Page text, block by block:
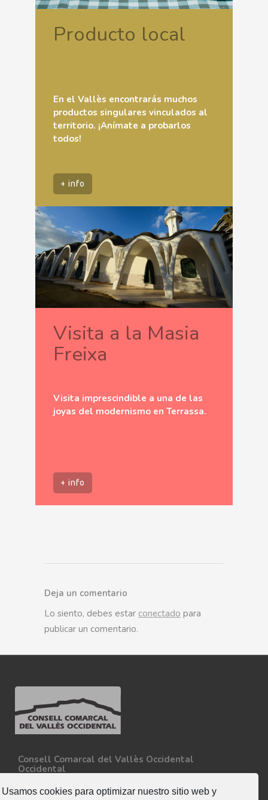
Usamos cookies para optimizar nuestro sitio web y
Producto local
En el Vallès encontrarás muchos
productos singulares vinculados al
territorio. ¡Anímate a probarlos
todos!
+ info
Visita a la Masia
Freixa
Visita imprescindible a una de las
joyas del modernismo en Terrassa.
+ info
Deja un comentario
Lo siento, debes estar conectado para
publicar un comentario.
Consell Comarcal del Vallès Occidental
Occidental
08227 - Terrassa